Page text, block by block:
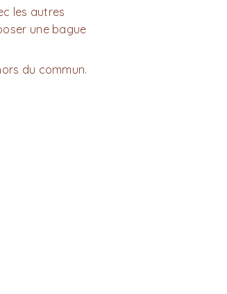
les autres
une bague
du commun.